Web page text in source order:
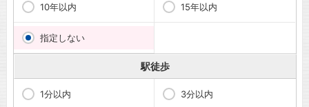
10年以内 15年以内
指定しない
駅徒歩
1分以内 3分以内